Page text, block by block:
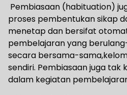
Pembiasaan (habituation)
proses pembentukan sikap
menetap dan bersifat
pembelajaran yang
secara bersama-
sendiri. Pembiasaan juga tak
dalam kegiatan